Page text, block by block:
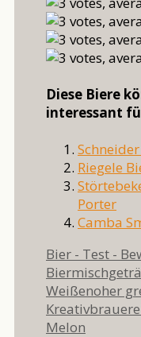
Diese Biere
interessant
Riegele
Porter
Camba
Kategorien
Bier - Test -
Weißenoher
Melon